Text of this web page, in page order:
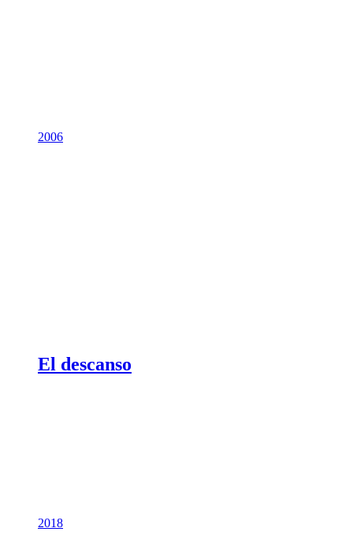
2006
El descanso
2018